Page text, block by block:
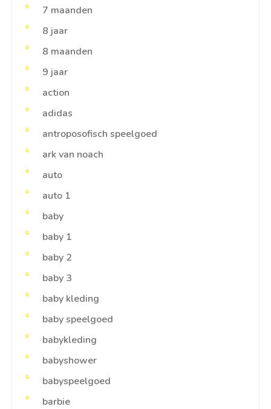
7 maanden
8 jaar
8 maanden
9 jaar
action
adidas
antroposofisch speelgoed
ark van noach
auto
auto 1
baby
baby 1
baby 2
baby 3
baby kleding
baby speelgoed
babykleding
babyshower
babyspeelgoed
barbie